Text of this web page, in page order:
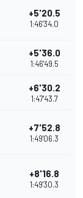
+5'20.5
1:46'34.0
+5'36.0
1:46'49.5
+6'30.2
1:47'43.7
+7'52.8
1:49'06.3
+8'16.8
1:49'30.3